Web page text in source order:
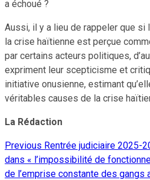
a échoué ?
Aussi, il y a lieu de rappeler que si
la crise haïtienne est perçue
par certains acteurs politiques,
expriment leur scepticisme et
initiative onusienne, estimant
véritables causes de la crise
La Rédaction
Continue
Reading
Previous Rentrée judiciaire 2025-
dans « l’impossibilité de
de l’emprise constante des gangs